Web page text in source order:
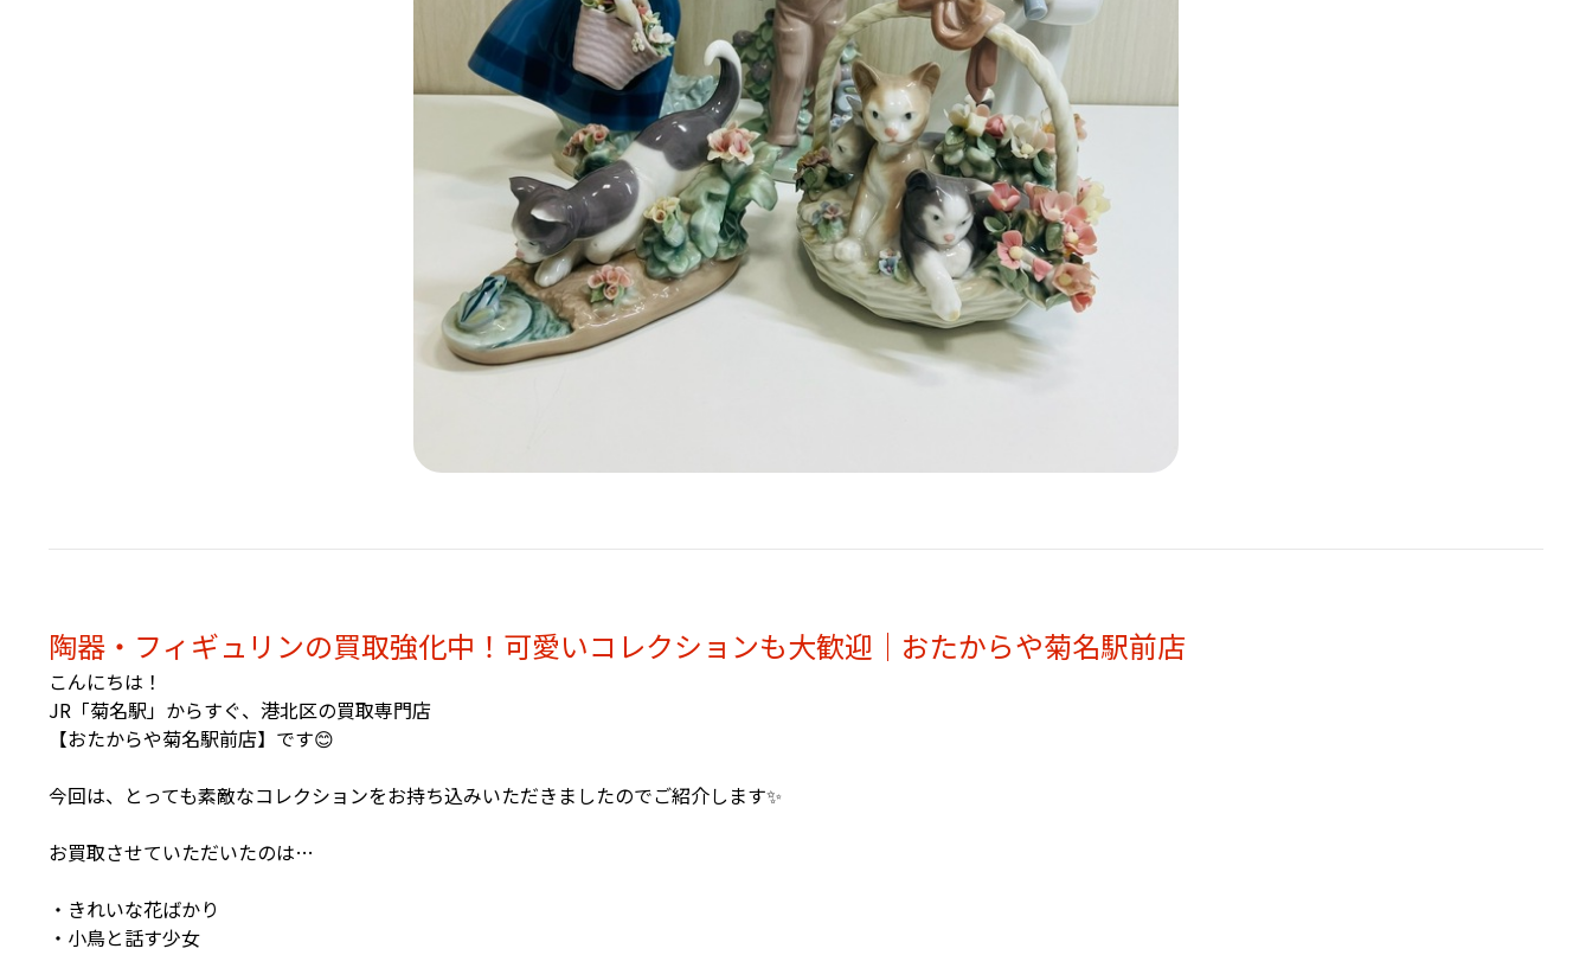
陶器・フィギュリンの買取強化中！可愛いコレクションも大歓迎｜おたからや菊名駅前店
こんにちは！
JR「菊名駅」からすぐ、港北区の買取専門店
【おたからや菊名駅前店】です😊
今回は、とっても素敵なコレクションをお持ち込みいただきましたのでご紹介します✨
お買取させていただいたのは…
・きれいな花ばかり
・小鳥と話す少女